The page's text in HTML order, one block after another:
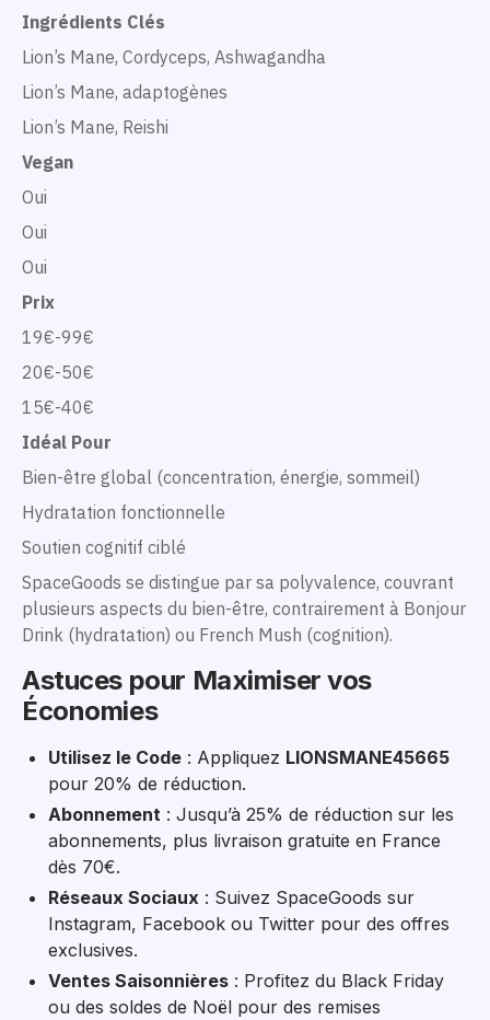
Ingrédients Clés
Lion’s Mane, Cordyceps, Ashwagandha
Lion’s Mane, adaptogènes
Lion’s Mane, Reishi
Vegan
Oui
Oui
Oui
Prix
19€-99€
20€-50€
15€-40€
Idéal Pour
Bien-être global (concentration, énergie, sommeil)
Hydratation fonctionnelle
Soutien cognitif ciblé
SpaceGoods se distingue par sa polyvalence, couvrant
plusieurs aspects du bien-être, contrairement à Bonjour
Drink (hydratation) ou French Mush (cognition).
Astuces pour Maximiser vos
Économies
Utilisez le Code : Appliquez LIONSMANE45665
pour 20% de réduction.
Abonnement : Jusqu’à 25% de réduction sur les
abonnements, plus livraison gratuite en France
dès 70€.
Réseaux Sociaux : Suivez SpaceGoods sur
Instagram, Facebook ou Twitter pour des offres
exclusives.
Ventes Saisonnières : Profitez du Black Friday
ou des soldes de Noël pour des remises